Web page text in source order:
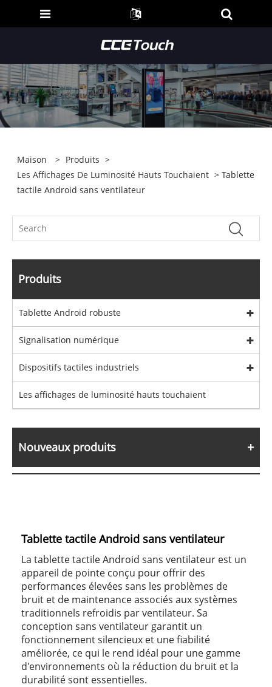
Maison > Produits >
Les Affichages De Luminosité Hauts Touchaient > Tablette
tactile Android sans ventilateur
Produits
Tablette Android robuste
Signalisation numérique
Dispositifs tactiles industriels
Les affichages de luminosité hauts touchaient
Nouveaux produits
Tablette tactile Android sans ventilateur
La tablette tactile Android sans ventilateur est un
appareil de pointe conçu pour offrir des
performances élevées sans les problèmes de
bruit et de maintenance associés aux systèmes
traditionnels refroidis par ventilateur. Sa
conception sans ventilateur garantit un
fonctionnement silencieux et une fiabilité
améliorée, ce qui le rend idéal pour une gamme
d'environnements où la réduction du bruit et la
durabilité sont essentielles.